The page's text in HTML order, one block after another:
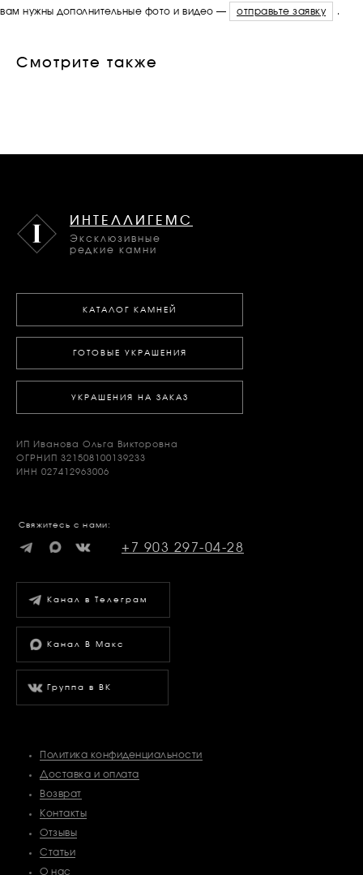
вам нужны дополнительные фото и видео —
отправьте заявку .
Смотрите также
КАТАЛОГ КАМНЕЙ
УКРАШЕНИЯ НА ЗАКАЗ
ГОТОВЫЕ УКРАШЕНИЯ
Эксклюзивные
редкие камни
ИНТЕЛЛИГЕМС
Политика конфиденциальности
Доставка и оплата
Возврат
Контакты
Отзывы
Статьи
О нас
+7 903 297-04-28
Канал В Макс
Группа в ВК
Канал в Телеграм
Свяжитесь с нами:
ИП Иванова Ольга Викторовна
ОГРНИП 321508100139233
ИНН 027412963006